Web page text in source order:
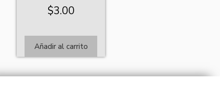
$3.00
Añadir al carrito